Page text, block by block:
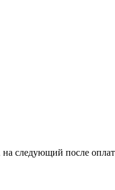
следующий после